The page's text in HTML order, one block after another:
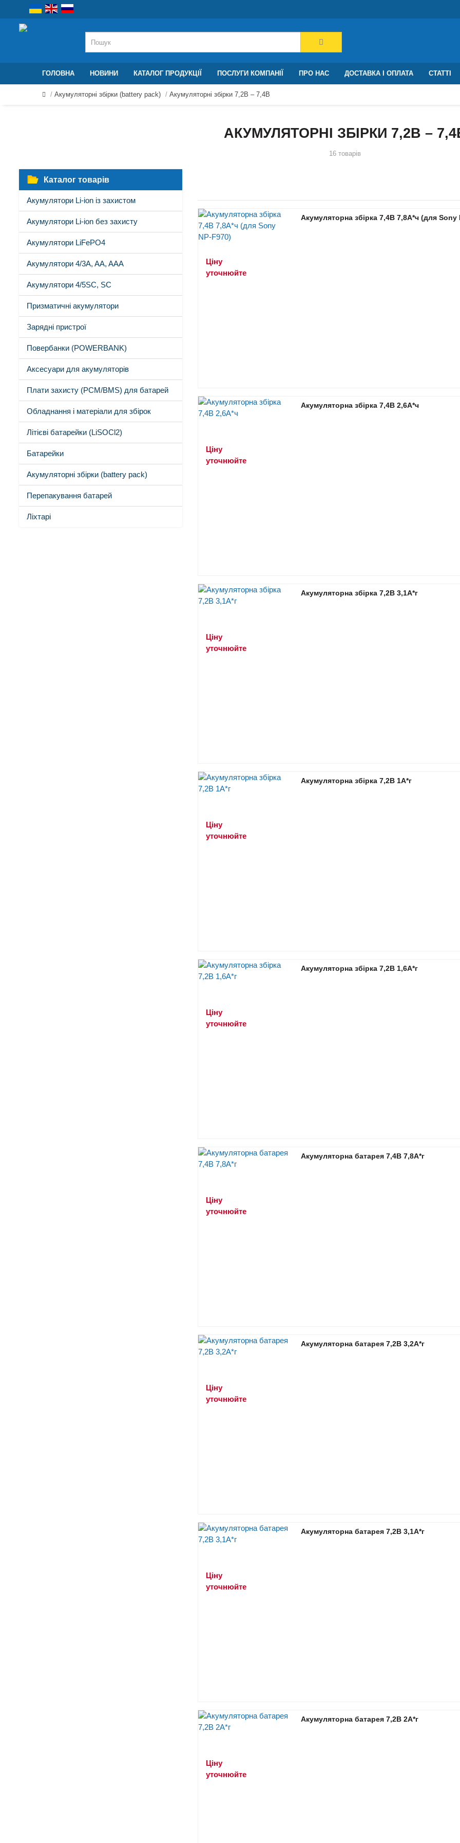
ГОЛОВНА НОВИНИ КАТАЛОГ ПРОДУКЦІЇ ПОСЛУГИ КОМПАНІЇ ПРО НАС ДОСТАВКА І ОПЛАТА СТАТТІ
Акумуляторні збірки (battery pack) Акумуляторні збірки 7,2В – 7,4В
АКУМУЛЯТОРНІ ЗБІРКИ 7,2В –
16 товарів
Каталог товарів
Акумулятори Li-ion із захистом
Акумулятори Li-ion без захисту
Акумулятори LiFePO4
Акумулятори 4/3A, AA, AAA
Акумулятори 4/5SC, SC
Призматичні акумулятори
Зарядні пристрої
Повербанки (POWERBANK)
Аксесуари для акумуляторів
Плати захисту (PCM/BMS) для батарей
Обладнання і матеріали для збірок
Літієві батарейки (LiSOCl2)
Батарейки
Акумуляторні збірки (battery pack)
Перепакування батарей
Ліхтарі
Акумуляторна збірка 7,4В 7,8A*ч (для Sony
Ціну
уточнюйте
Акумуляторна збірка 7,4В 2,6A*ч
Ціну
уточнюйте
Акумуляторна збірка 7,2В 3,1A*г
Ціну
уточнюйте
Акумуляторна збірка 7,2В 1A*г
Ціну
уточнюйте
Акумуляторна збірка 7,2В 1,6A*г
Ціну
уточнюйте
Акумуляторна батарея 7,4В 7,8А*г
Ціну
уточнюйте
Акумуляторна батарея 7,2В 3,2A*г
Ціну
уточнюйте
Акумуляторна батарея 7,2В 3,1A*г
Ціну
уточнюйте
Акумуляторна батарея 7,2В 2A*г
Ціну
уточнюйте